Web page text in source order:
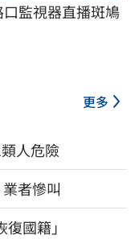
口監視器直播斑鳩
更多
人危險
者慘叫
國籍」